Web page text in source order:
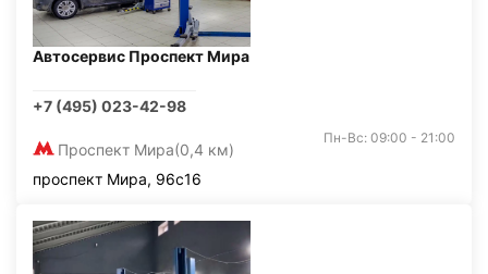
Автосервис Проспект Мира
+7 (495) 023-42-98
Проспект Мира(0,4 км)
Пн-Вс: 09:00 - 21:00
проспект Мира, 96с16